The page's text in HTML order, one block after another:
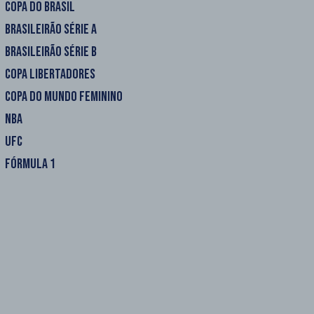
COPA DO BRASIL
BRASILEIRÃO SÉRIE A
BRASILEIRÃO SÉRIE B
COPA LIBERTADORES
COPA DO MUNDO FEMININO
NBA
UFC
FÓRMULA 1